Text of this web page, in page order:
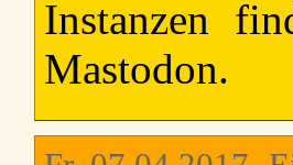
Instanzen
Mastodon.